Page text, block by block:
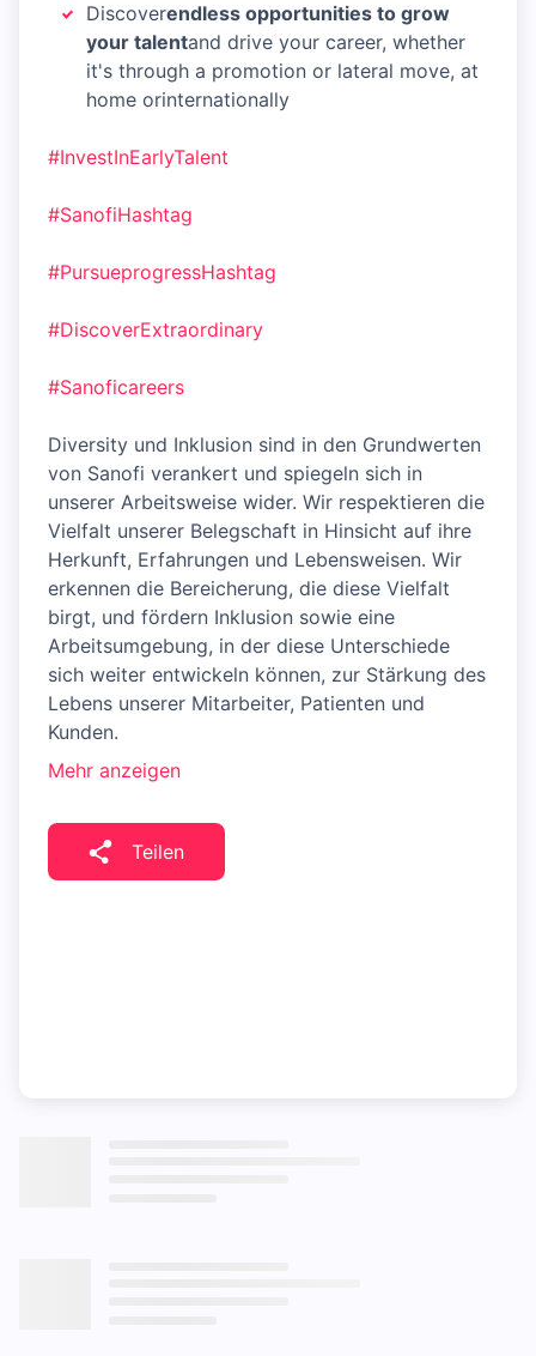
Discoverendless opportunities to grow
your talentand drive your career, whether
it's through a promotion or lateral move, at
home orinternationally
#InvestInEarlyTalent
#SanofiHashtag
#PursueprogressHashtag
#DiscoverExtraordinary
#Sanoficareers
Diversity und Inklusion sind in den Grundwerten
von Sanofi verankert und spiegeln sich in
unserer Arbeitsweise wider. Wir respektieren die
Vielfalt unserer Belegschaft in Hinsicht auf ihre
Herkunft, Erfahrungen und Lebensweisen. Wir
erkennen die Bereicherung, die diese Vielfalt
birgt, und fördern Inklusion sowie eine
Arbeitsumgebung, in der diese Unterschiede
sich weiter entwickeln können, zur Stärkung des
Lebens unserer Mitarbeiter, Patienten und
Kunden.
Mehr anzeigen
Teilen